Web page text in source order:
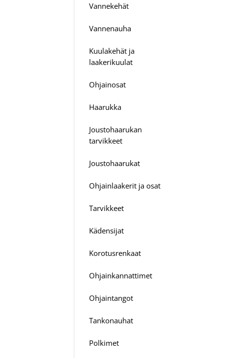
Vannekehät
Vannenauha
Kuulakehät ja
laakerikuulat
Ohjainosat
Haarukka
Joustohaarukan
tarvikkeet
Joustohaarukat
Ohjainlaakerit ja osat
Tarvikkeet
Kädensijat
Korotusrenkaat
Ohjainkannattimet
Ohjaintangot
Tankonauhat
Polkimet